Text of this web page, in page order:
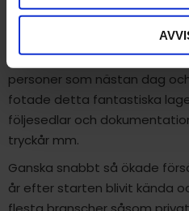
att detta skulle synas för de
Jag gjorde slag i saken och
lager med över 50000 rullar
personer som nästan dag
fotade detta fantastiska
följesedlar och
tryckår mm.
Ganska snabbt så ökade
år efter starten blivit kända